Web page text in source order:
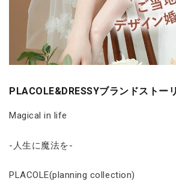
PLACOLE&DRESSYブランドストー
Magical in life
-人生に魔法を-
PLACOLE(planning collection)